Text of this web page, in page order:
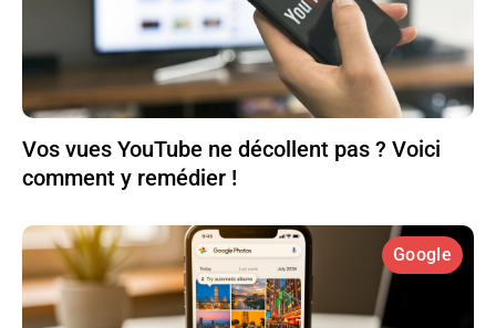
Vos vues YouTube ne décollent pas ? Voici
comment y remédier !
Google